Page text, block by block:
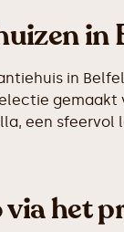
in
in
een
via het